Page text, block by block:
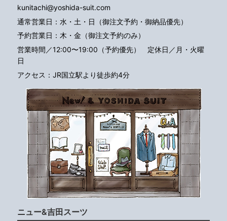
kunitachi@yoshida-suit.com
通常営業日：水・土・日（御注文予約・御納品優先）
予約営業日：木・金（御注文予約のみ）
営業時間／12:00〜19:00（予約優先） 定休日／月・火曜
日
アクセス：JR国立駅より徒歩約4分
ニュー&吉田スーツ